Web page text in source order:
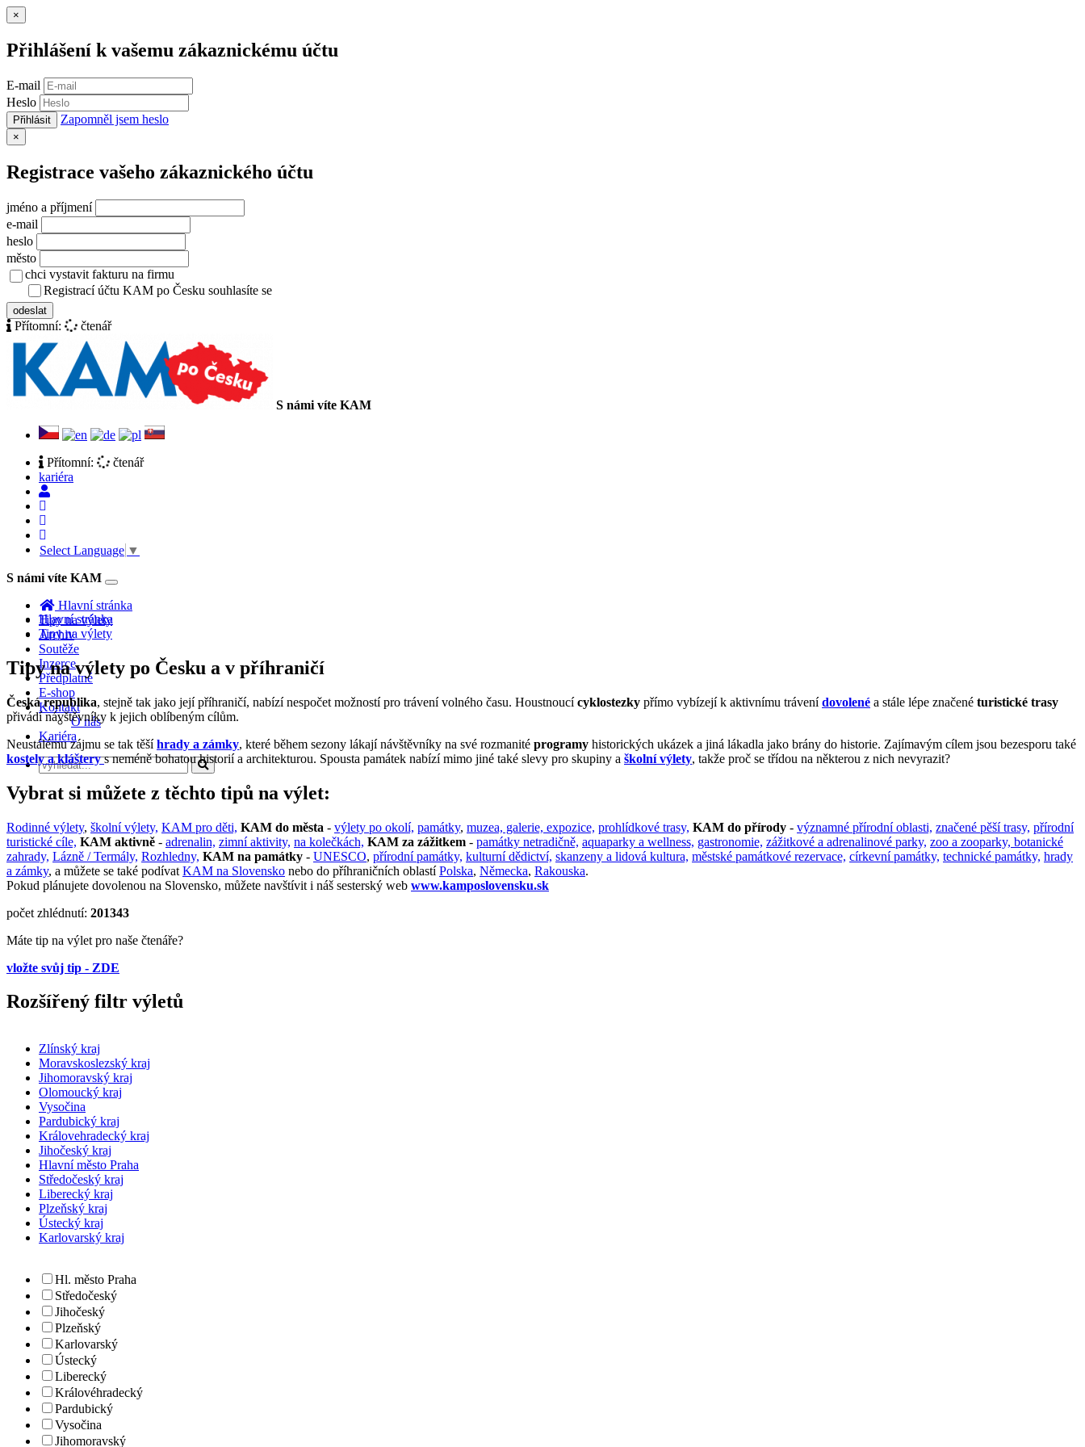
×
Přihlášení k vašemu zákaznickému účtu
E-mail
Heslo
Přihlásit Zapomněl jsem heslo
×
Registrace vašeho zákaznického účtu
jméno a příjmení
e-mail
heslo
město
chci vystavit fakturu na firmu
Registrací účtu KAM po Česku souhlasíte se
odeslat
Přítomní: čtenář
S námi víte KAM
Přítomní:
čtenář
kariéra
Select Language ▼
S námi víte KAM
Toggle
navigation
Hlavní stránka
Tipy na výlety
Archiv
Soutěže
Inzerce
Předplatné
E-shop
Kontakt
O nás
Kariéra
Hlavní stránka
Tipy na výlety
Tipy na výlety po Česku a v příhraničí
Česká republika, stejně tak jako její příhraničí, nabízí nespočet možností pro trávení volného času. Houstnoucícyklostezky přímo vybízejí k aktivnímu trávenídovolené a stále lépe značené turistické trasy
přivádí návštěvníky k jejich oblíbeným cílům.
Neustálému zájmu se tak těšíhrady a zámky, které během sezony lákají návštěvníky na své rozmanité programy historických ukázek a jiná lákadla jako brány do historie. Zajímavým cílem jsou bezesporu také
kostely a klášterys neméně bohatou historií a architekturou. Spousta památek nabízí mimo jiné také slevy pro skupiny a školní výlety, takže proč se třídou na některou z nich nevyrazit?
Vybrat si můžete z těchto tipů na výlet:
Rodinné výlety, školní výlety, KAM pro děti, KAM do města - výlety po okolí, památky, muzea, galerie, expozice, prohlídkové trasy, KAM do přírody - významné přírodní oblasti, značené pěší trasy, přírodní
turistické cíle, KAM aktivně - adrenalin, zimní aktivity, na kolečkách, KAM za zážitkem - památky netradičně, aquaparky a wellness, gastronomie, zážitkové a adrenalinové parky, zoo a zooparky, botanické
zahrady, Lázně / Termály, Rozhledny, KAM na památky - UNESCO, přírodní památky, kulturní dědictví, skanzeny a lidová kultura, městské památkové rezervace, církevní památky, technické památky, hrady
a zámky, a můžete se také podívat KAM na Slovensko nebo do příhraničních oblastíPolska, Německa, Rakouska.
Pokud plánujete dovolenou na Slovensko, můžete navštívit i náš sesterský web www.kamposlovensku.sk
počet zhlédnutí: 201343
Máte tip na výlet pro naše čtenáře?
vložte svůj tip - ZDE
Rozšířený filtr výletů
Zlínský kraj
Moravskoslezský kraj
Jihomoravský kraj
Olomoucký kraj
Vysočina
Pardubický kraj
Královehradecký kraj
Jihočeský kraj
Hlavní město Praha
Středočeský kraj
Liberecký kraj
Plzeňský kraj
Ústecký kraj
Karlovarský kraj
Hl. město Praha
Středočeský
Jihočeský
Plzeňský
Karlovarský
Ústecký
Liberecký
Královéhradecký
Pardubický
Vysočina
Jihomoravský